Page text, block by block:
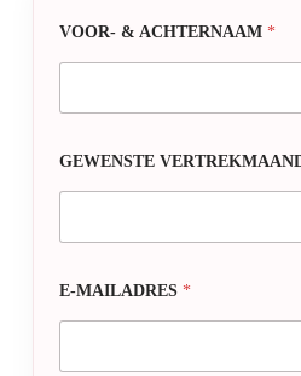
VOOR- & ACHTERNAAM*
GEWENSTE
E-MAILADRES*